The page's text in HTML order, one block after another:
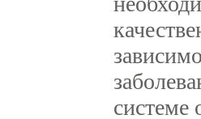
системе